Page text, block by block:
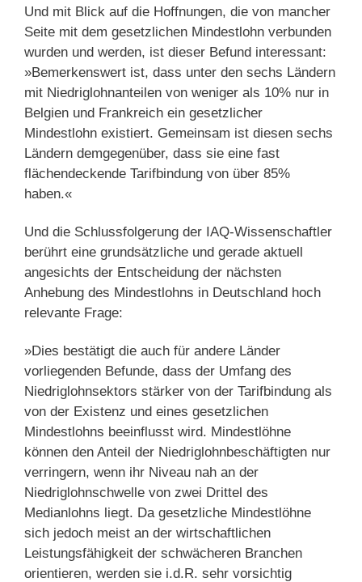
Und mit Blick auf die Hoffnungen, die von mancher
Seite mit dem gesetzlichen Mindestlohn verbunden
wurden und werden, ist dieser Befund interessant:
»Bemerkenswert ist, dass unter den sechs Ländern
mit Niedriglohnanteilen von weniger als 10% nur in
Belgien und Frankreich ein gesetzlicher
Mindestlohn existiert. Gemeinsam ist diesen sechs
Ländern demgegenüber, dass sie eine fast
flächendeckende Tarifbindung von über 85%
haben.«
Und die Schlussfolgerung der IAQ-Wissenschaftler
berührt eine grundsätzliche und gerade aktuell
angesichts der Entscheidung der nächsten
Anhebung des Mindestlohns in Deutschland hoch
relevante Frage:
»Dies bestätigt die auch für andere Länder
vorliegenden Befunde, dass der Umfang des
Niedriglohnsektors stärker von der Tarifbindung als
von der Existenz und eines gesetzlichen
Mindestlohns beeinflusst wird. Mindestlöhne
können den Anteil der Niedriglohnbeschäftigten nur
verringern, wenn ihr Niveau nah an der
Niedriglohnschwelle von zwei Drittel des
Medianlohns liegt. Da gesetzliche Mindestlöhne
sich jedoch meist an der wirtschaftlichen
Leistungsfähigkeit der schwächeren Branchen
orientieren, werden sie i.d.R. sehr vorsichtig